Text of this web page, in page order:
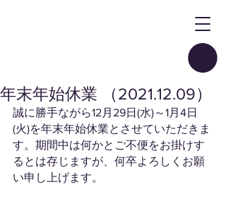
年末年始休業 （2021.12.09）
誠に勝手ながら12月29日(水)～1月4日
(火)を年末年始休業とさせていただきま
す。期間中は何かとご不便をお掛けす
るとは存じますが、何卒よろしくお願
い申し上げます。